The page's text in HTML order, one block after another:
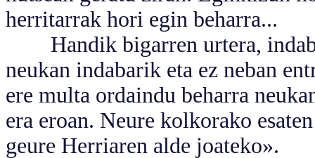
herritarrak hori egin beharra...
Handik bigarren urtera,
neukan indabarik eta ez neban
ere multa ordaindu beharra
era eroan. Neure kolkorako
geure Herriaren alde joateko».